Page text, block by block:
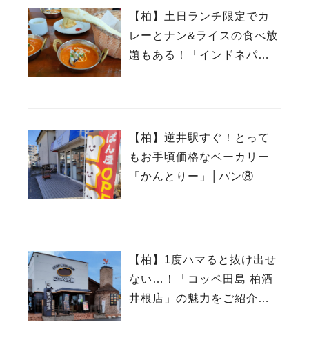
【柏】土日ランチ限定でカ
レーとナン&ライスの食べ放
題もある！「インドネパー
【柏】逆井駅すぐ！とって
もお手頃価格なベーカリー
「かんとりー」│パン⑧
【柏】1度ハマると抜け出せ
ない…！「コッペ田島 柏酒
井根店」の魅力をご紹介し